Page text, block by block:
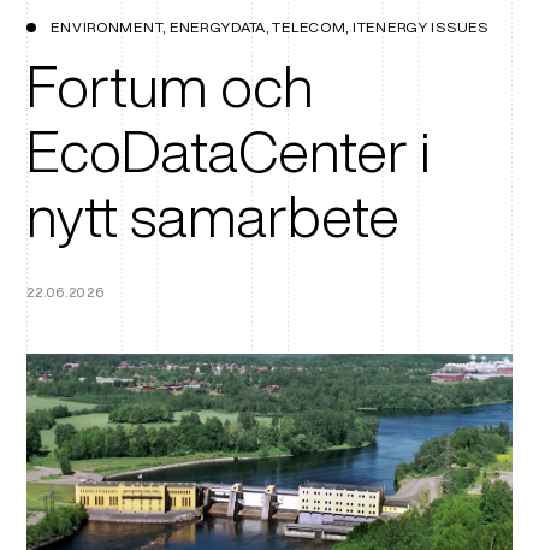
ENVIRONMENT, ENERGYDATA, TELECOM, ITENERGY ISSUES
Fortum och
EcoDataCenter i
nytt samarbete
22.06.2026